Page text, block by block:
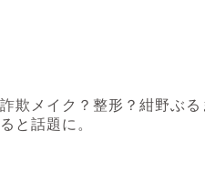
詐欺メイク？整形？紺野ぶ
ると話題に。